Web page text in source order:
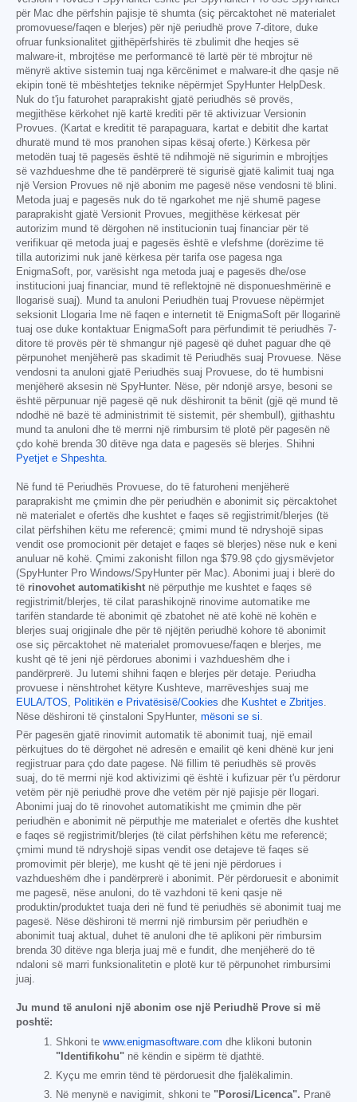
për Mac dhe përfshin pajisje të shumta (siç përcaktohet në materialet
promovuese/faqen e blerjes) për një periudhë prove 7-ditore, duke
ofruar funksionalitet gjithëpërfshirës të zbulimit dhe heqjes së
malware-it, mbrojtëse me performancë të lartë për të mbrojtur në
mënyrë aktive sistemin tuaj nga kërcënimet e malware-it dhe qasje në
ekipin tonë të mbështetjes teknike nëpërmjet SpyHunter HelpDesk.
Nuk do t'ju faturohet paraprakisht gjatë periudhës së provës,
megjithëse kërkohet një kartë krediti për të aktivizuar Versionin
Provues. (Kartat e kreditit të parapaguara, kartat e debitit dhe kartat
dhuratë mund të mos pranohen sipas kësaj oferte.) Kërkesa për
metodën tuaj të pagesës është të ndihmojë në sigurimin e mbrojtjes
së vazhdueshme dhe të pandërprerë të sigurisë gjatë kalimit tuaj nga
një Version Provues në një abonim me pagesë nëse vendosni të blini.
Metoda juaj e pagesës nuk do të ngarkohet me një shumë pagese
paraprakisht gjatë Versionit Provues, megjithëse kërkesat për
autorizim mund të dërgohen në institucionin tuaj financiar për të
verifikuar që metoda juaj e pagesës është e vlefshme (dorëzime të
tilla autorizimi nuk janë kërkesa për tarifa ose pagesa nga
EnigmaSoft, por, varësisht nga metoda juaj e pagesës dhe/ose
institucioni juaj financiar, mund të reflektojnë në disponueshmërinë e
llogarisë suaj). Mund ta anuloni Periudhën tuaj Provuese nëpërmjet
seksionit Llogaria Ime në faqen e internetit të EnigmaSoft për llogarinë
tuaj ose duke kontaktuar EnigmaSoft para përfundimit të periudhës 7-
ditore të provës për të shmangur një pagesë që duhet paguar dhe që
përpunohet menjëherë pas skadimit të Periudhës suaj Provuese. Nëse
vendosni ta anuloni gjatë Periudhës suaj Provuese, do të humbisni
menjëherë aksesin në SpyHunter. Nëse, për ndonjë arsye, besoni se
është përpunuar një pagesë që nuk dëshironit ta bënit (gjë që mund të
ndodhë në bazë të administrimit të sistemit, për shembull), gjithashtu
mund ta anuloni dhe të merrni një rimbursim të plotë për pagesën në
çdo kohë brenda 30 ditëve nga data e pagesës së blerjes. Shihni
Pyetjet e Shpeshta.
Në fund të Periudhës Provuese, do të faturoheni menjëherë
paraprakisht me çmimin dhe për periudhën e abonimit siç përcaktohet
në materialet e ofertës dhe kushtet e faqes së regjistrimit/blerjes (të
cilat përfshihen këtu me referencë; çmimi mund të ndryshojë sipas
vendit ose promocionit për detajet e faqes së blerjes) nëse nuk e keni
anuluar në kohë. Çmimi zakonisht fillon nga $79.98 çdo gjysmëvjetor
(SpyHunter Pro Windows/SpyHunter për Mac). Abonimi juaj i blerë do
të rinovohet automatikisht në përputhje me kushtet e faqes së
regjistrimit/blerjes, të cilat parashikojnë rinovime automatike me
tarifën standarde të abonimit që zbatohet në atë kohë në kohën e
blerjes suaj origjinale dhe për të njëjtën periudhë kohore të abonimit
ose siç përcaktohet në materialet promovuese/faqen e blerjes, me
kusht që të jeni një përdorues abonimi i vazhdueshëm dhe i
pandërprerë. Ju lutemi shihni faqen e blerjes për detaje. Periudha
provuese i nënshtrohet këtyre Kushteve, marrëveshjes suaj me
EULA/TOS, Politikën e Privatësisë/Cookies dhe Kushtet e Zbritjes.
Nëse dëshironi të çinstaloni SpyHunter, mësoni se si.
Për pagesën gjatë rinovimit automatik të abonimit tuaj, një email
përkujtues do të dërgohet në adresën e emailit që keni dhënë kur jeni
regjistruar para çdo date pagese. Në fillim të periudhës së provës
suaj, do të merrni një kod aktivizimi që është i kufizuar për t'u përdorur
vetëm për një periudhë prove dhe vetëm për një pajisje për llogari.
Abonimi juaj do të rinovohet automatikisht me çmimin dhe për
periudhën e abonimit në përputhje me materialet e ofertës dhe kushtet
e faqes së regjistrimit/blerjes (të cilat përfshihen këtu me referencë;
çmimi mund të ndryshojë sipas vendit ose detajeve të faqes së
promovimit për blerje), me kusht që të jeni një përdorues i
vazhdueshëm dhe i pandërprerë i abonimit. Për përdoruesit e abonimit
me pagesë, nëse anuloni, do të vazhdoni të keni qasje në
produktin/produktet tuaja deri në fund të periudhës së abonimit tuaj me
pagesë. Nëse dëshironi të merrni një rimbursim për periudhën e
abonimit tuaj aktual, duhet të anuloni dhe të aplikoni për rimbursim
brenda 30 ditëve nga blerja juaj më e fundit, dhe menjëherë do të
ndaloni së marri funksionalitetin e plotë kur të përpunohet rimbursimi
juaj.
Ju mund të anuloni një abonim ose një Periudhë Prove si më
poshtë:
Shkoni te www.enigmasoftware.com dhe klikoni butonin
"Identifikohu" në këndin e sipërm të djathtë.
Kyçu me emrin tënd të përdoruesit dhe fjalëkalimin.
Në menynë e navigimit, shkoni te "Porosi/Licenca". Pranë